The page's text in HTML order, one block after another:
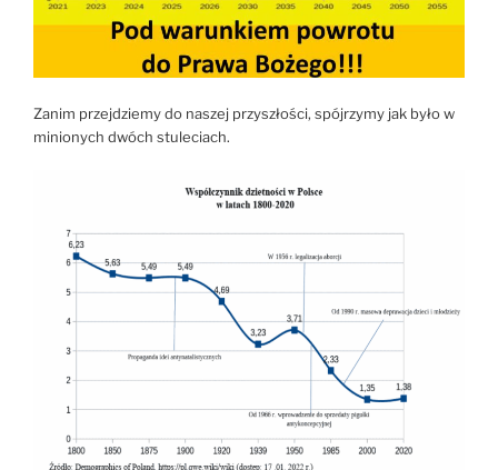
Zanim przejdziemy do naszej przyszłości, spójrzymy jak było w
minionych dwóch stuleciach.